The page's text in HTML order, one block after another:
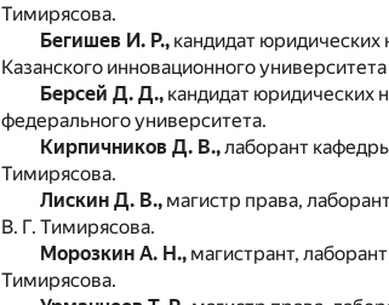
Тимирясова.
Бегишев И. Р., кандидат
Казанского инновационного
Берсей Д. Д., кандидат юридических
федерального университета.
Кирпичников Д. В.,лаборант
Тимирясова.
Лискин Д. В., магистр права,
В. Г. Тимирясова.
Морозкин А. Н., магистрант,
Тимирясова.